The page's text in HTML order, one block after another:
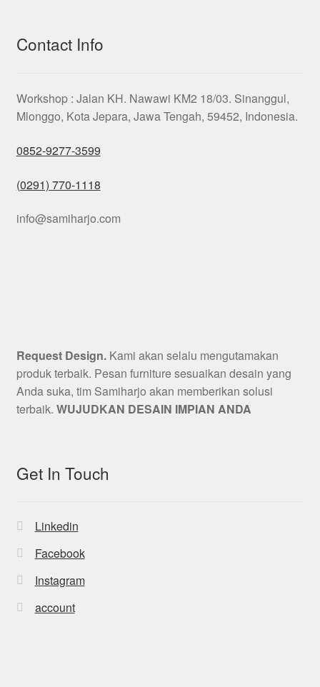
Contact Info
Workshop : Jalan KH. Nawawi KM2 18/03. Sinanggul,
Mlonggo, Kota Jepara, Jawa Tengah, 59452, Indonesia.
0852-9277-3599
(0291) 770-1118
info@samiharjo.com
Request Design.Kami akan selalu mengutamakan
produk terbaik. Pesan furniture sesuaikan desain yang
Anda suka, tim Samiharjo akan memberikan solusi
terbaik. WUJUDKAN DESAIN IMPIAN ANDA
Get In Touch
Linkedin
Facebook
Instagram
account